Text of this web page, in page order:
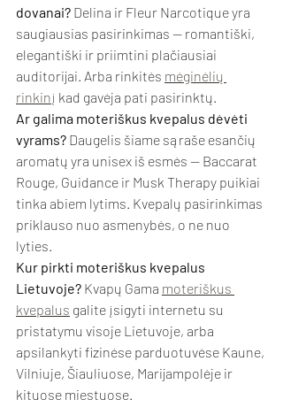
dovanai? Delina ir Fleur Narcotique yra
saugiausias pasirinkimas — romantiški,
elegantiški ir priimtini plačiausiai
auditorijai. Arba rinkitės mėginėlių
rinkinį kad gavėja pati pasirinktų.
Ar galima moteriškus kvepalus dėvėti
vyrams? Daugelis šiame sąraše esančių
aromatų yra unisex iš esmės — Baccarat
Rouge, Guidance ir Musk Therapy puikiai
tinka abiem lytims. Kvepalų pasirinkimas
priklauso nuo asmenybės, o ne nuo
lyties.
Kur pirkti moteriškus kvepalus
Lietuvoje? Kvapų Gama moteriškus
kvepalus galite įsigyti internetu su
pristatymu visoje Lietuvoje, arba
apsilankyti fizinėse parduotuvėse Kaune,
Vilniuje, Šiauliuose, Marijampolėje ir
kituose miestuose.